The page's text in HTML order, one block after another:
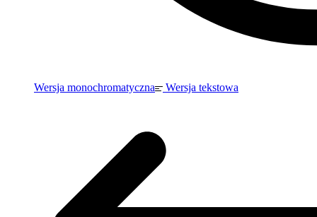
Wersja monochromatyczna Wersja tekstowa